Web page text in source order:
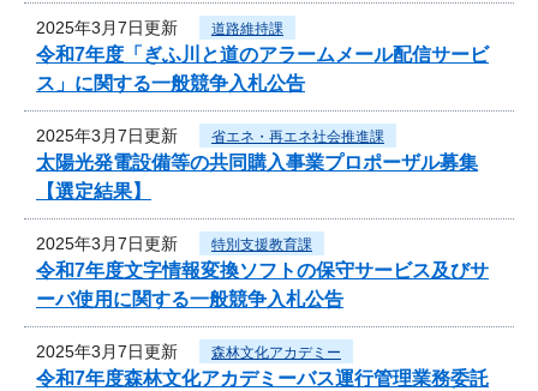
2025年3月7日更新 道路維持課
令和7年度「ぎふ川と道のアラームメール配信サービ
ス」に関する一般競争入札公告
2025年3月7日更新 省エネ・再エネ社会推進課
太陽光発電設備等の共同購入事業プロポーザル募集
【選定結果】
2025年3月7日更新 特別支援教育課
令和7年度文字情報変換ソフトの保守サービス及びサ
ーバ使用に関する一般競争入札公告
2025年3月7日更新 森林文化アカデミー
令和7年度森林文化アカデミーバス運行管理業務委託